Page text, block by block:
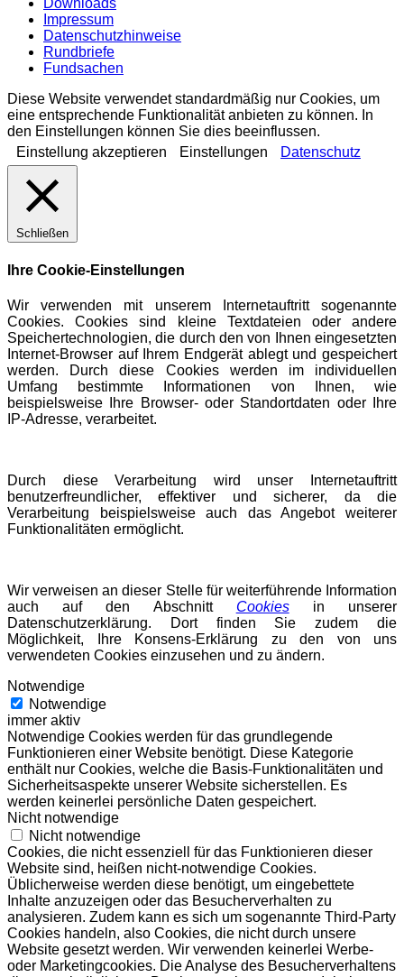
Downloads
Impressum
Datenschutzhinweise
Rundbriefe
Fundsachen
Diese Website verwendet standardmäßig nur Cookies, um
eine entsprechende Funktionalität anbieten zu können. In
den Einstellungen können Sie dies beeinflussen.
Einstellung akzeptieren
Einstellungen Datenschutz
Schließen
Ihre Cookie-Einstellungen
Wir verwenden mit unserem Internetauftritt sogenannte
Cookies. Cookies sind kleine Textdateien oder andere
Speichertechnologien, die durch den von Ihnen eingesetzten
Internet-Browser auf Ihrem Endgerät ablegt und gespeichert
werden. Durch diese Cookies werden im individuellen
Umfang bestimmte Informationen von Ihnen, wie
beispielsweise Ihre Browser- oder Standortdaten oder Ihre
IP-Adresse, verarbeitet.
Durch diese Verarbeitung wird unser Internetauftritt
benutzerfreundlicher, effektiver und sicherer, da die
Verarbeitung beispielsweise auch das Angebot weiterer
Funktionalitäten ermöglicht.
Wir verweisen an dieser Stelle für weiterführende Information
auch auf den Abschnitt Cookiesin unserer
Datenschutzerklärung. Dort finden Sie zudem die
Möglichkeit, Ihre Konsens-Erklärung zu den von uns
verwendeten Cookies einzusehen und zu ändern.
Notwendige
Notwendige
immer aktiv
Notwendige Cookies werden für das grundlegende
Funktionieren einer Website benötigt. Diese Kategorie
enthält nur Cookies, welche die Basis-Funktionalitäten und
Sicherheitsaspekte unserer Website sicherstellen. Es
werden keinerlei persönliche Daten gespeichert.
Nicht notwendige
Nicht notwendige
Cookies, die nicht essenziell für das Funktionieren dieser
Website sind, heißen nicht-notwendige Cookies.
Üblicherweise werden diese benötigt, um eingebettete
Inhalte anzuzeigen oder das Besucherverhalten zu
analysieren. Zudem kann es sich um sogenannte Third-Party
Cookies handeln, also Cookies, die nicht durch unsere
Website gesetzt werden. Wir verwenden keinerlei Werbe-
oder Marketingcookies. Die Analyse des Besucherverhaltens